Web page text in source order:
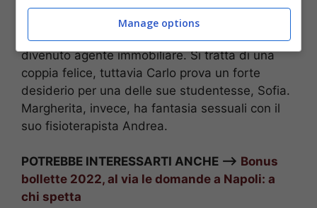
Carlo e Margherita. Lui è un professore part-
time di scrittura creativa, lei è un architetto
divenuto agente immobiliare. Si tratta di una
coppia felice, tuttavia Carlo prova un forte
desiderio per una delle sue studentesse, Sofia.
Margherita, invece, ha fantasia sessuali con il
suo fisioterapista Andrea.
POTREBBE INTERESSARTI ANCHE —> Bonus
bollette 2022, al via le domande a Napoli: a
chi spetta
Manage options